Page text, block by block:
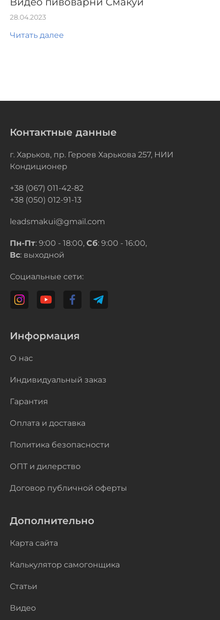
28.04.2023
Читать далее
Контактные данные
г. Харьков, пр. Героев Харькова 257, НИИ
Кондиционер
+38 (067) 011-42-82
+38 (050) 012-91-13
leadsmakui@gmail.com
Пн-Пт: 9:00 - 18:00, Сб: 9:00 - 16:00,
Вс: выходной
Социальные сети:
Информация
О нас
Индивидуальный заказ
Гарантия
Оплата и доставка
Политика безопасности
ОПТ и дилерство
Договор публичной оферты
Дополнительно
Карта сайта
Калькулятор самогонщика
Статьи
Видео